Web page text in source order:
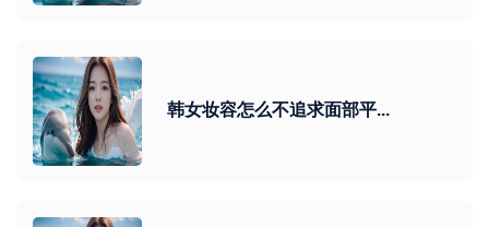
韩女妆容怎么不追求面部平...